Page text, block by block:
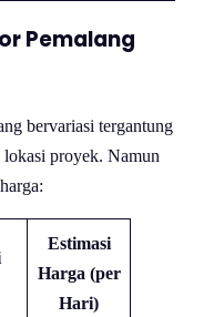
Pemalang
bervariasi tergantung
lokasi proyek. Namun
Estimasi
Harga (per
Hari)